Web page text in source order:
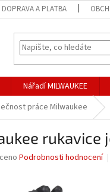
DOPRAVA A PLATBA
Nářadí MILWAUKEE
práce Milwaukee
rukavice
Podrobnosti hodnocení